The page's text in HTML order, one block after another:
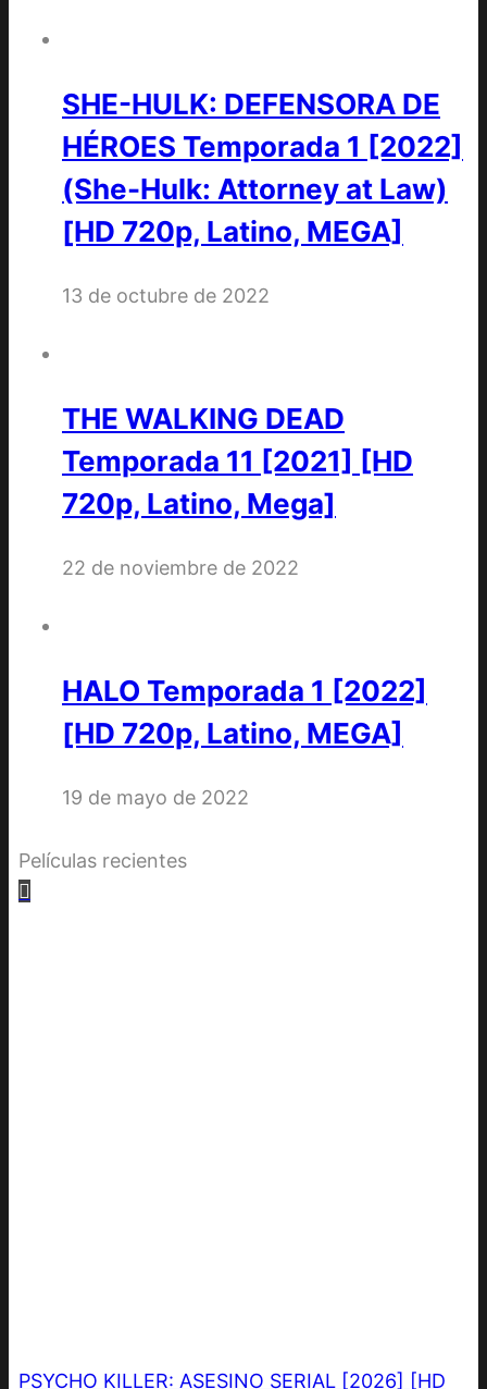
SHE-HULK: DEFENSORA DE
HÉROES Temporada 1 [2022]
(She-Hulk: Attorney at Law)
[HD 720p, Latino, MEGA]
13 de octubre de 2022
THE WALKING DEAD
Temporada 11 [2021] [HD
720p, Latino, Mega]
22 de noviembre de 2022
HALO Temporada 1 [2022]
[HD 720p, Latino, MEGA]
19 de mayo de 2022
Películas recientes
PSYCHO KILLER: ASESINO SERIAL [2026] [HD